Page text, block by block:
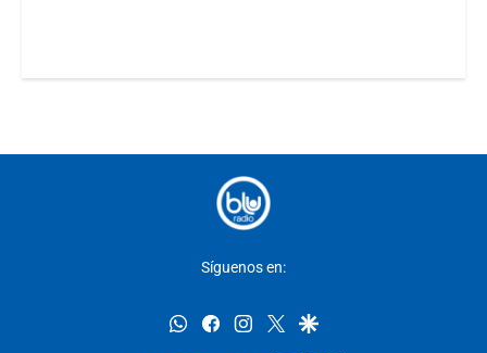
Síguenos en:
whatsappfacebookinstagram
twittergoogle